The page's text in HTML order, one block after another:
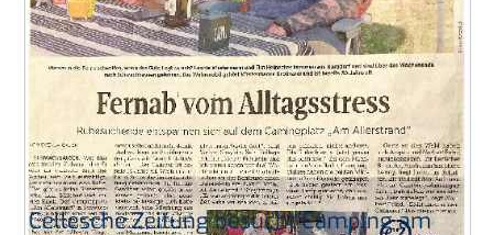
Cellesche Zeitung besucht Camping am